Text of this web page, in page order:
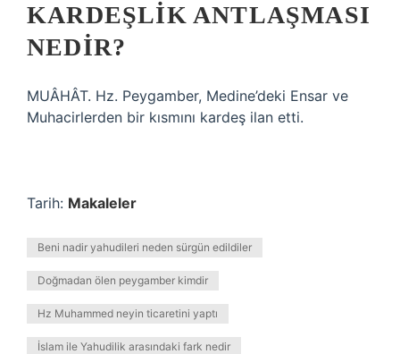
KARDEŞLIK ANTLAŞMASI
NEDIR?
MUÂHÂT. Hz. Peygamber, Medine’deki Ensar ve
Muhacirlerden bir kısmını kardeş ilan etti.
Tarih: Makaleler
Beni nadir yahudileri neden sürgün edildiler
Doğmadan ölen peygamber kimdir
Hz Muhammed neyin ticaretini yaptı
İslam ile Yahudilik arasındaki fark nedir